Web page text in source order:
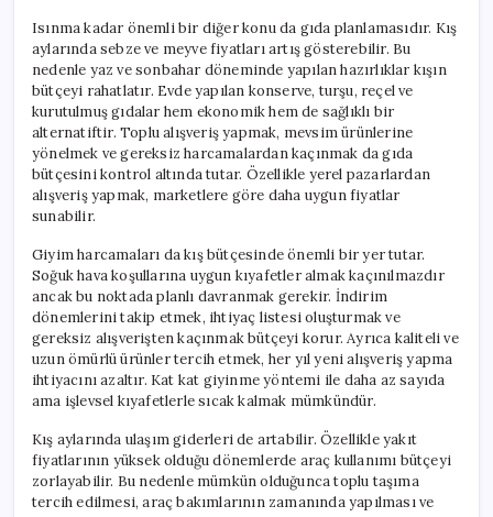
Isınma kadar önemli bir diğer konu da gıda planlamasıdır. Kış
aylarında sebze ve meyve fiyatları artış gösterebilir. Bu
nedenle yaz ve sonbahar döneminde yapılan hazırlıklar kışın
bütçeyi rahatlatır. Evde yapılan konserve, turşu, reçel ve
kurutulmuş gıdalar hem ekonomik hem de sağlıklı bir
alternatiftir. Toplu alışveriş yapmak, mevsim ürünlerine
yönelmek ve gereksiz harcamalardan kaçınmak da gıda
bütçesini kontrol altında tutar. Özellikle yerel pazarlardan
alışveriş yapmak, marketlere göre daha uygun fiyatlar
sunabilir.
Giyim harcamaları da kış bütçesinde önemli bir yer tutar.
Soğuk hava koşullarına uygun kıyafetler almak kaçınılmazdır
ancak bu noktada planlı davranmak gerekir. İndirim
dönemlerini takip etmek, ihtiyaç listesi oluşturmak ve
gereksiz alışverişten kaçınmak bütçeyi korur. Ayrıca kaliteli ve
uzun ömürlü ürünler tercih etmek, her yıl yeni alışveriş yapma
ihtiyacını azaltır. Kat kat giyinme yöntemi ile daha az sayıda
ama işlevsel kıyafetlerle sıcak kalmak mümkündür.
Kış aylarında ulaşım giderleri de artabilir. Özellikle yakıt
fiyatlarının yüksek olduğu dönemlerde araç kullanımı bütçeyi
zorlayabilir. Bu nedenle mümkün olduğunca toplu taşıma
tercih edilmesi, araç bakımlarının zamanında yapılması ve